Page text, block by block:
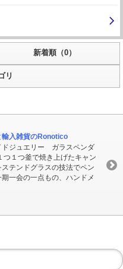
新着順（0）
リ
輸入雑貨のRonotico
ドジュエリー ガラスペンダ
つ１つ釜で焼き上げたキャン
テンドグラスの技法でペン
一会の一点もの、ハンドメ